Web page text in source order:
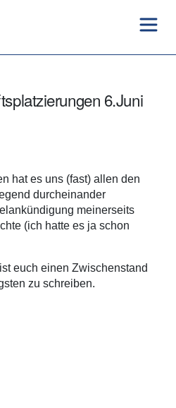
6.Juni
hat es uns (fast) allen den
durcheinander
meinerseits
(ich hatte es ja schon
euch einen Zwischenstand
zu schreiben.